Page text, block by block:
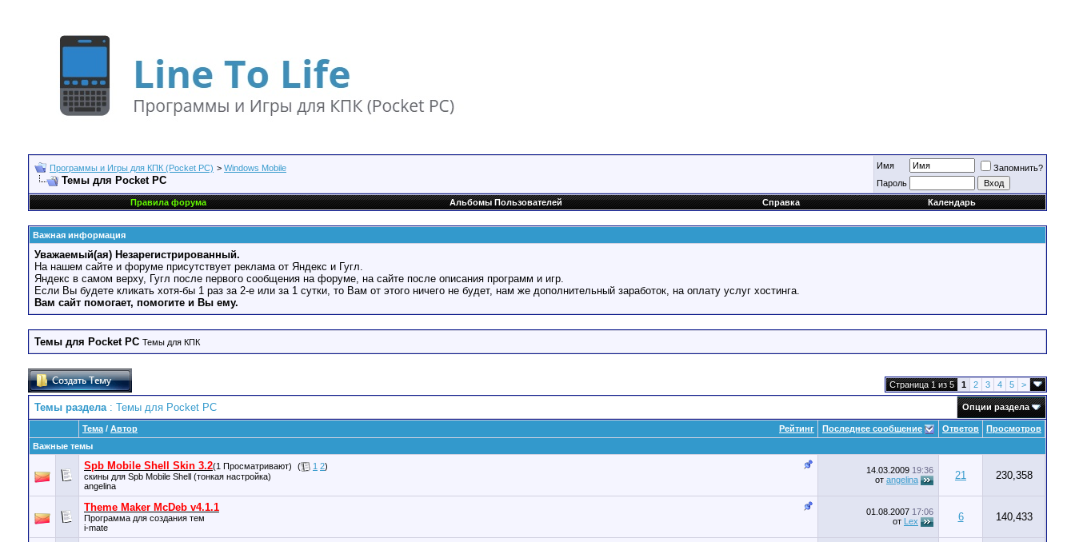
Программы и Игры для КПК (Pocket PC) > Windows Mobile
Темы для Pocket PC
Имя
Запомнить?
Пароль
Правила форума
Альбомы Пользователей Справка Календарь
Важная информация
Уважаемый(ая) Незарегистрированный.
На нашем сайте и форуме присутствует реклама от Яндекс и Гугл.
Яндекс в самом верху, Гугл после первого сообщения на форуме, на сайте после описания программ и игр.
Если Вы будете кликать хотя-бы 1 раз за 2-е или за 1 сутки, то Вам от этого ничего не будет, нам же дополнительный заработок, на оплату услуг хостинга.
Вам сайт помогает, помогите и Вы ему.
Темы для Pocket PC Темы для КПК
Страница 1 из 5 1 2 3 4 5 >
Темы раздела: Темы для Pocket PC Опции раздела
Рейтинг
Тема / Автор Последнее сообщение Ответов
Просмотров
Важные темы
Spb Mobile Shell Skin 3.2(1 Просматривают) ( 1 2)
скины для Spb Mobile Shell (тонкая настройка)
angelina
14.03.2009 19:36
от angelina 21 230,358
Theme Maker McDeb v4.1.1
Программа для создания тем
i-mate
01.08.2007 17:06
от Lex 6 140,433